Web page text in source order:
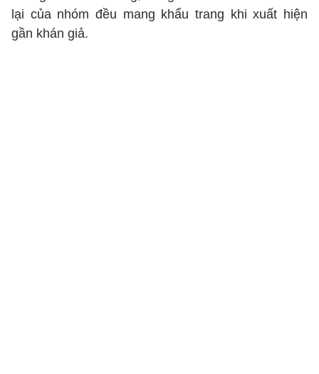
lại của nhóm đều mang khẩu trang khi xuất hiện
gần khán giả.